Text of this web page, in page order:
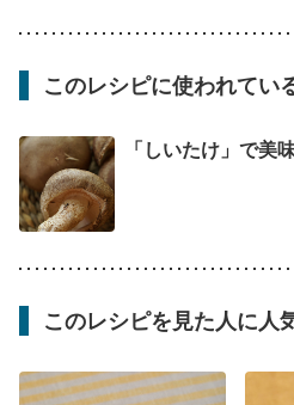
このレシピに使われてい
「しいたけ」で美
このレシピを見た人に人